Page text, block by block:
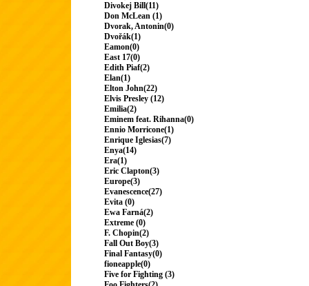
Divokej Bill(11)
Don McLean (1)
Dvorak, Antonin(0)
Dvořák(1)
Eamon(0)
East 17(0)
Edith Piaf(2)
Elan(1)
Elton John(22)
Elvis Presley (12)
Emilia(2)
Eminem feat. Rihanna(0)
Ennio Morricone(1)
Enrique Iglesias(7)
Enya(14)
Era(1)
Eric Clapton(3)
Europe(3)
Evanescence(27)
Evita (0)
Ewa Farná(2)
Extreme (0)
F. Chopin(2)
Fall Out Boy(3)
Final Fantasy(0)
fioneapple(0)
Five for Fighting (3)